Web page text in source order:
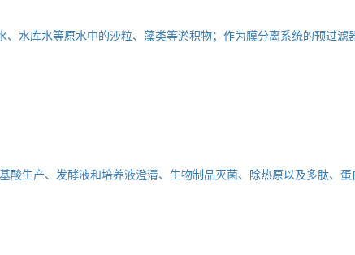
、水库水等原水中的沙粒、藻类等淤积物；作为膜分离系统的预过
酸生产、发酵液和培养液澄清、生物制品灭菌、除热原以及多肽、蛋